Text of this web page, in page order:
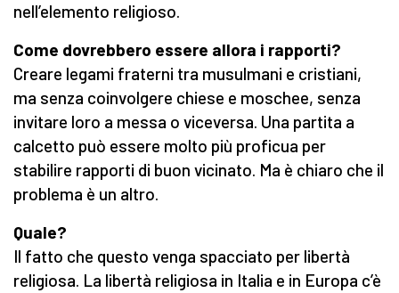
nell’elemento religioso.
Come dovrebbero essere allora i rapporti?
Creare legami fraterni tra musulmani e cristiani,
ma senza coinvolgere chiese e moschee, senza
invitare loro a messa o viceversa. Una partita a
calcetto può essere molto più proficua per
stabilire rapporti di buon vicinato. Ma è chiaro che il
problema è un altro.
Quale?
Il fatto che questo venga spacciato per libertà
religiosa. La libertà religiosa in Italia e in Europa c’è